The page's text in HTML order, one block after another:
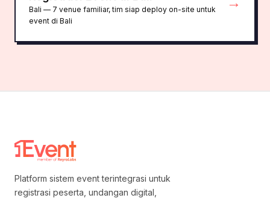
Bali — 7 venue familiar, tim siap deploy on-site untuk
event di Bali
Platform sistem event terintegrasi untuk
registrasi peserta, undangan digital,